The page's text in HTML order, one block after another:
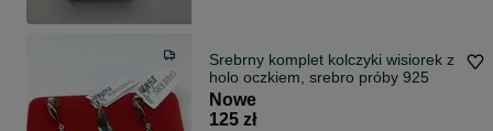
Srebrny komplet kolczyki wisiorek z
holo oczkiem, srebro próby 925
Nowe
125 zł